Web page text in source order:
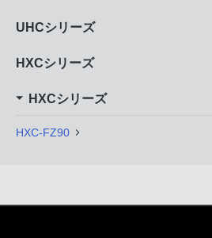
UHCシリーズ
HXCシリーズ
HXCシリーズ
HXC-FZ90